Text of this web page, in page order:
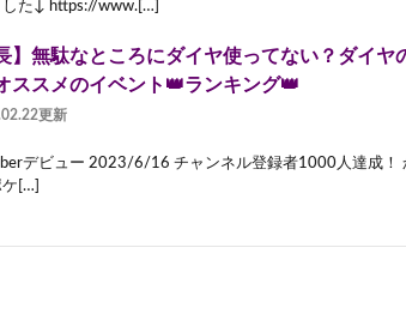
した↓ https://www.[…]
】無駄なところにダイヤ使ってない？ダイ
ススメのイベント👑ランキング👑
更新
デビュー 2023/6/16 チャンネル登録者1000人達成！
[…]